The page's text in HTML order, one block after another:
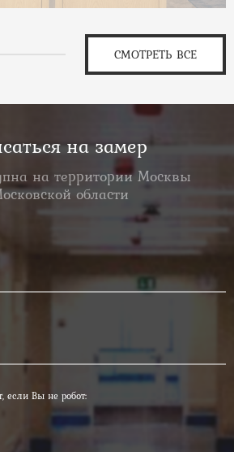
СМОТРЕТЬ ВСЕ
на замер
на территории Москвы
области
если Вы не робот: